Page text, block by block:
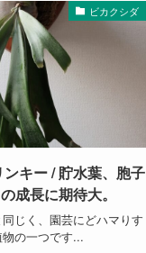
ビカクシダ
キー / 貯水葉、胞子
成長に期待大。
じく、園芸にどハマりす
の一つです...